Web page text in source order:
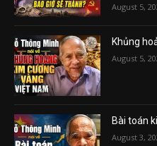
August 5,
Khủng
August 5,
Bài toán
August 3,